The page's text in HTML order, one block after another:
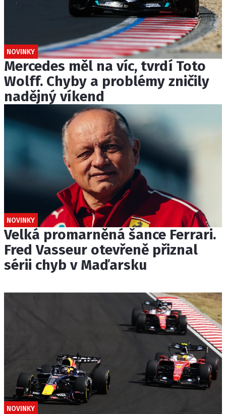
NOVINKY
Mercedes měl na víc, tvrdí Toto
Wolff. Chyby a problémy zničily
nadějný víkend
NOVINKY
Velká promarněná šance Ferrari.
Fred Vasseur otevřeně přiznal
sérii chyb v Maďarsku
NOVINKY